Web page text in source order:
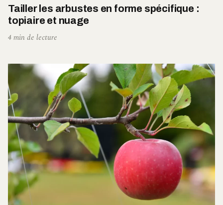
Tailler les arbustes en forme spécifique :
topiaire et nuage
4 min de lecture